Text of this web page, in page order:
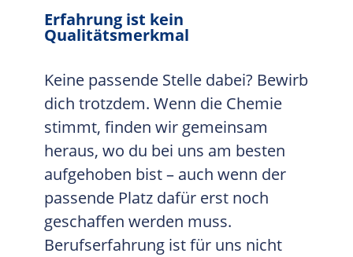
Erfahrung ist kein
Qualitätsmerkmal
Keine passende Stelle dabei? Bewirb
dich trotzdem. Wenn die Chemie
stimmt, finden wir gemeinsam
heraus, wo du bei uns am besten
aufgehoben bist – auch wenn der
passende Platz dafür erst noch
geschaffen werden muss.
Berufserfahrung ist für uns nicht